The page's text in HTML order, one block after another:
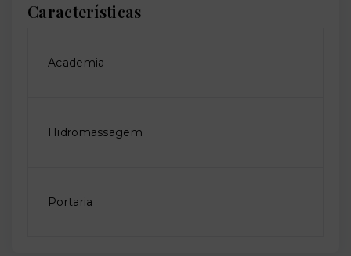
Características
Academia
Hidromassagem
Portaria